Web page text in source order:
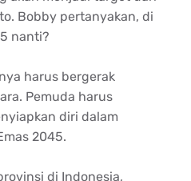
Bobby pertanyakan, di
nanti?
harus bergerak
Pemuda harus
diri dalam
2045.
di Indonesia,